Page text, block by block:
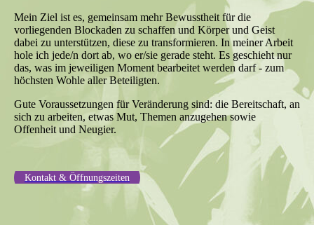
Mein Ziel ist es, gemeinsam mehr Bewusstheit für die
vorliegenden Blockaden zu schaffen und Körper und Geist
dabei zu unterstützen, diese zu transformieren. In meiner Arbeit
hole ich jede/n dort ab, wo er/sie gerade steht. Es geschieht nur
das, was im jeweiligen Moment bearbeitet werden darf - zum
höchsten Wohle aller Beteiligten.
Gute Voraussetzungen für Veränderung sind: die Bereitschaft, an
sich zu arbeiten, etwas Mut, Themen anzugehen sowie
Offenheit und Neugier.
Kontakt & Öffnungszeiten